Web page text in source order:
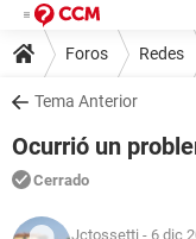
Foros Redes
Tema Anterior
Ocurrió un
Cerrado
Jctossetti - 6 dic